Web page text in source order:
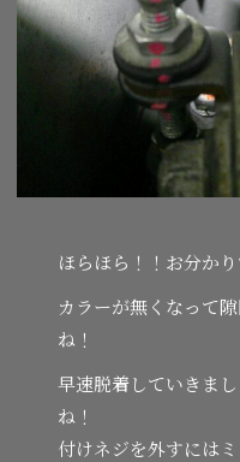
ほらほら！！お分か
カラーが無くなって
ね！
早速脱着していきま
ね！
付けネジを外すには